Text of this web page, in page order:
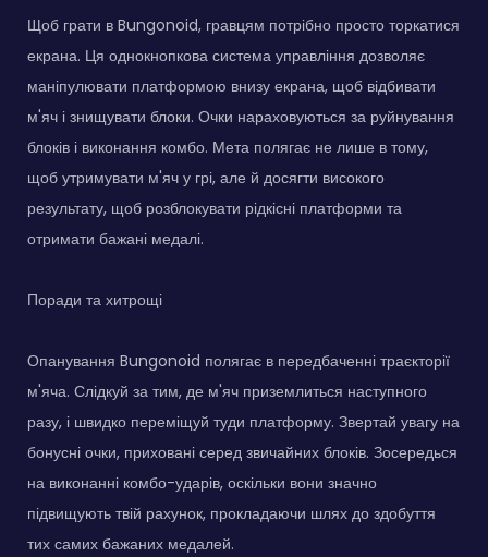
Щоб грати в Bungonoid, гравцям потрібно просто торкатися
екрана. Ця однокнопкова система управління дозволяє
маніпулювати платформою внизу екрана, щоб відбивати
м'яч і знищувати блоки. Очки нараховуються за руйнування
блоків і виконання комбо. Мета полягає не лише в тому,
щоб утримувати м'яч у грі, але й досягти високого
результату, щоб розблокувати рідкісні платформи та
отримати бажані медалі.
Поради та хитрощі
Опанування Bungonoid полягає в передбаченні траєкторії
м'яча. Слідкуй за тим, де м'яч приземлиться наступного
разу, і швидко переміщуй туди платформу. Звертай увагу на
бонусні очки, приховані серед звичайних блоків. Зосередься
на виконанні комбо-ударів, оскільки вони значно
підвищують твій рахунок, прокладаючи шлях до здобуття
тих самих бажаних медалей.